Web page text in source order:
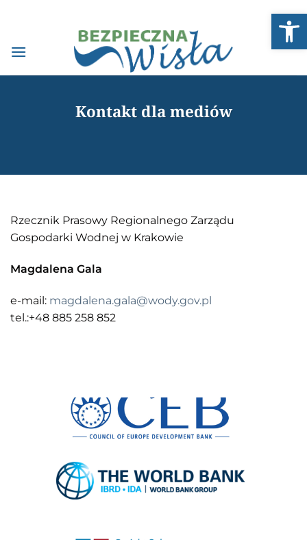
Kontakt dla mediów
Rzecznik Prasowy Regionalnego Zarządu
Gospodarki Wodnej w Krakowie
Magdalena Gala
e-mail: magdalena.gala@wody.gov.pl
tel.:+48 885 258 852